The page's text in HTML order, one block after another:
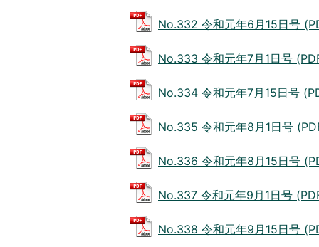
No.332 令和元年6月15日号
No.333 令和元年7月1日号
No.334 令和元年7月15日号
No.335 令和元年8月1日号
No.336 令和元年8月15日号
No.337 令和元年9月1日号
No.338 令和元年9月15日号